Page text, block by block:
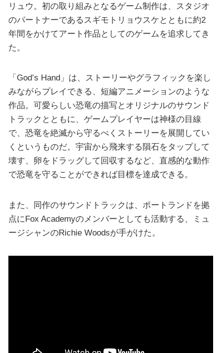
リュウ。初の取り組みとなるゲーム制作は、スタジオ
のパートナーであるスギモトリョウスケとともに約2
年間をかけてアート作品としてのゲームを追求してき
た。
「God’s Hand」は、ストーリーやグラフィックを楽し
みながらプレイできる、短編アニメーションのような
作品。可愛らしい恐竜の描写とオリジナルのサウンド
トラックとともに、ゲームプレイヤーは神様の目線
で、恐竜を絶滅から守るべくストーリーを展開してい
くというものだ。宇宙から飛来する隕石をタップして
壊す、卵をドラッグして回収するなど、直感的な動作
で恐竜を守ることができれば目標を達成できる。
また、同作のサウンドトラックは、ポートランドを拠
点にFox Academyのメンバーとしても活動する、ミュ
ージシャンのRichie Woodsが手がけた。